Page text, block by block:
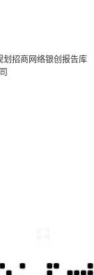
划 招商网络银创报告库